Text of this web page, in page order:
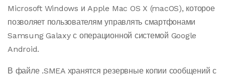
Microsoft Windows и Apple Mac OS X (macOS), которое
позволяет пользователям управлять смартфонами
Samsung Galaxy с операционной системой Google
Android.
В файле .SMEA хранятся резервные копии сообщений с